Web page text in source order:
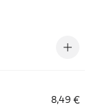
8,49 €